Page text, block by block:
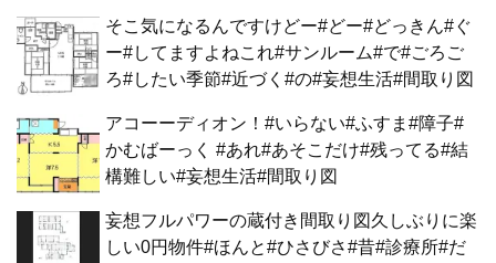
そこ気になるんですけどー#どー#どっきん#ぐ
ー#してますよねこれ#サンルーム#で#ごろご
ろ#したい季節#近づく#の#妄想生活#間取り図
アコーーディオン！#いらない#ふすま#障子#
かむばーっく #あれ#あそこだけ#残ってる#結
構難しい#妄想生活#間取り図
妄想フルパワーの蔵付き間取り図久しぶりに楽
しい0円物件#ほんと#ひさびさ#昔#診療所#だ